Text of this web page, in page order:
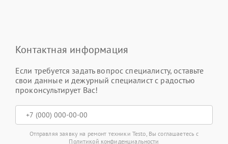
Контактная информация
Если требуется задать вопрос специалисту, оставьте
свои данные и дежурный специалист с радостью
проконсультирует Вас!
Отправляя заявку на ремонт техники Testo, Вы соглашаетесь с
Политикой конфиденциальности